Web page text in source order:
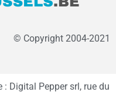
© Copyright 2004-2021
Digital Pepper srl, rue du